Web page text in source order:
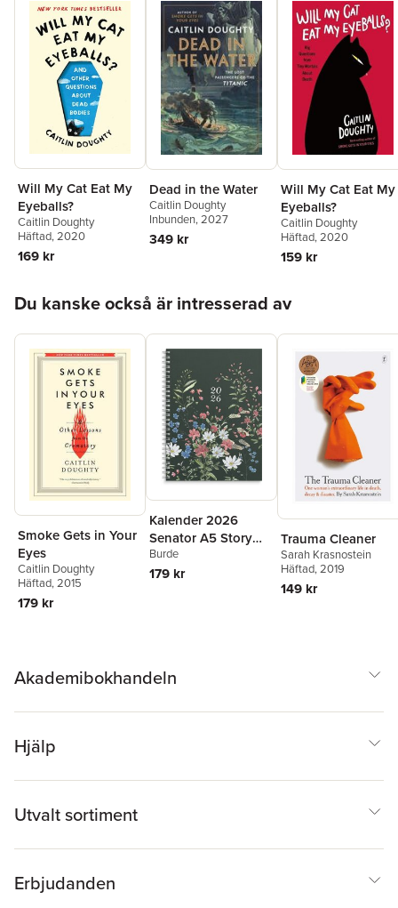
Will My Cat Eat My
Eyeballs?
Caitlin Doughty
Häftad, 2020
169 kr
Dead in the Water
Caitlin Doughty
Inbunden, 2027
349 kr
Will My Cat Eat My
Eyeballs?
Caitlin Doughty
Häftad, 2020
159 kr
Du kanske också är intresserad av
Smoke Gets in Your
Eyes
Caitlin Doughty
Häftad, 2015
179 kr
Kalender 2026
Senator A5 Story
blomma
Burde
179 kr
Trauma Cleaner
Sarah Krasnostein
Häftad, 2019
149 kr
Akademibokhandeln
Hjälp
Utvalt sortiment
Erbjudanden